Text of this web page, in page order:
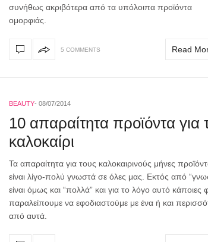
συνήθως ακριβότερα από τα υπόλοιπα προϊόντα
ομορφιάς.
5 COMMENTS Read
BEAUTY 08/07/2014
10 απαραίτητα προϊόντα για
καλοκαίρι
Τα απαραίτητα για τους καλοκαιρινούς μήνες
είναι λίγο-πολύ γνωστά σε όλες μας. Εκτός από
είναι όμως και “πολλά” και για το λόγο αυτό κάποιες
παραλείπουμε να εφοδιαστούμε με ένα ή και
από αυτά.